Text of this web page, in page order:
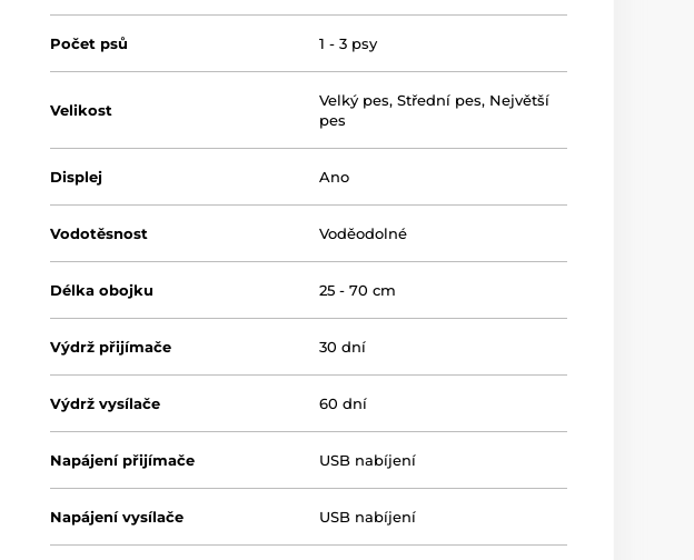
Počet psů 1 - 3 psy
Velikost
Velký pes,Střední pes, Největší
pes
Displej Ano
Vodotěsnost Voděodolné
Délka obojku 25 - 70 cm
Výdrž přijímače 30 dní
Výdrž vysílače 60 dní
Napájení přijímače USB nabíjení
Napájení vysílače USB nabíjení